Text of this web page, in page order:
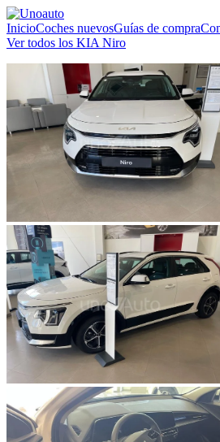
InicioCoches nuevosGuías de compra
Ver todos los KIA Niro